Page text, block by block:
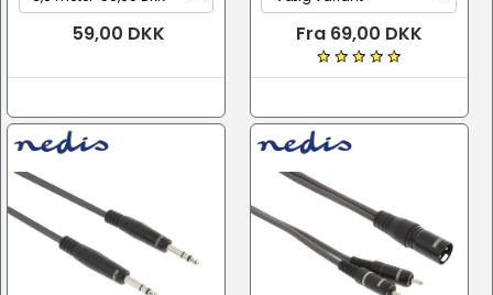
59,00 DKK Fra 69,00 DKK